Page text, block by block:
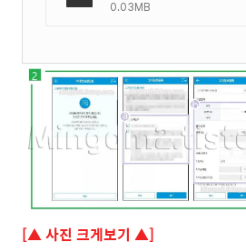
0.03MB
[▲ 사진 크게보기 ▲]